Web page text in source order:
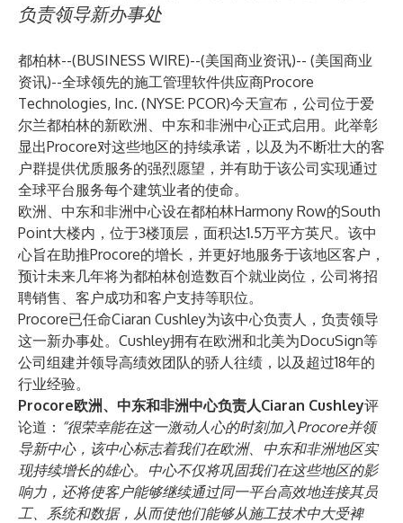
负责领导新办事处
都柏林--(BUSINESS WIRE)--(美国商业资讯)-- (美国商业
资讯)--全球领先的施工管理软件供应商Procore
Technologies, Inc. (NYSE: PCOR)今天宣布，公司位于爱
尔兰都柏林的新欧洲、中东和非洲中心正式启用。此举彰
显出Procore对这些地区的持续承诺，以及为不断壮大的客
户群提供优质服务的强烈愿望，并有助于该公司实现通过
全球平台服务每个建筑业者的使命。
欧洲、中东和非洲中心设在都柏林Harmony Row的South
Point大楼内，位于3楼顶层，面积达1.5万平方英尺。该中
心旨在助推Procore的增长，并更好地服务于该地区客户，
预计未来几年将为都柏林创造数百个就业岗位，公司将招
聘销售、客户成功和客户支持等职位。
Procore已任命Ciaran Cushley为该中心负责人，负责领导
这一新办事处。Cushley拥有在欧洲和北美为DocuSign等
公司组建并领导高绩效团队的骄人往绩，以及超过18年的
行业经验。
Procore欧洲、中东和非洲中心负责人Ciaran Cushley评
论道： “很荣幸能在这一激动人心的时刻加入Procore并领
导新中心，该中心标志着我们在欧洲、中东和非洲地区实
现持续增长的雄心。中心不仅将巩固我们在这些地区的影
响力，还将使客户能够继续通过同一平台高效地连接其员
工、系统和数据，从而使他们能够从施工技术中大受裨